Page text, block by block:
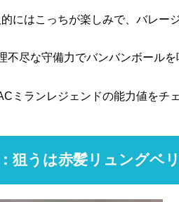
にはこっちが楽しみで、バレー
尽な守備力でバンバンボールを
ミランレジェンドの能力値をチ
狙うは赤髪リュングベリ